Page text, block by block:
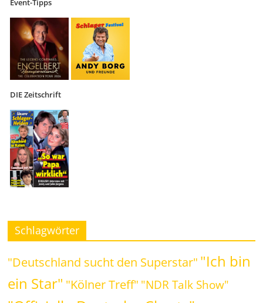
Event-Tipps
DIE Zeitschrift
Schlagwörter
"Deutschland sucht den Superstar" "Ich bin
ein Star" "Kölner Treff" "NDR Talk Show"